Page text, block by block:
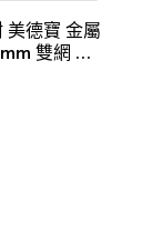
美德寶 金屬
雙網 安